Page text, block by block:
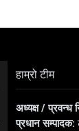
हाम्रो टीम
अध्यक्ष / प्रवन्ध
प्रधान सम्पादक: